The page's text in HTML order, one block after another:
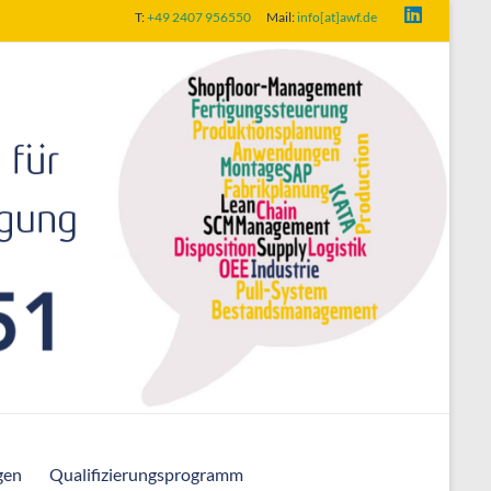
T:+49 2407 956550 Mail:info[at]awf.de
Qualifizierungsprogramm